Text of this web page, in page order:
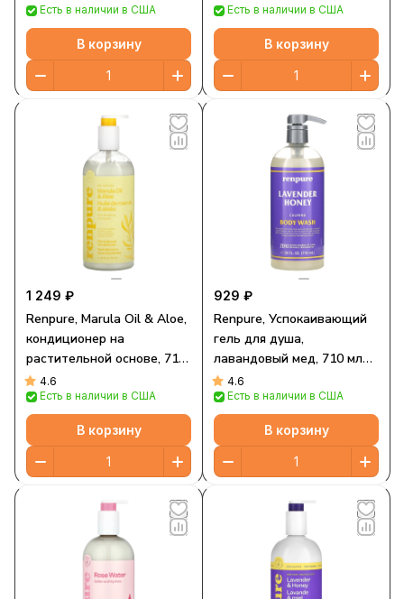
Есть в наличии в США
В корзину
жидк. Унции)
Есть в наличии в США
В корзину
1 249 ₽
Renpure, Marula Oil & Aloe,
кондиционер на
растительной основе, 710
мл (24 жидк. Унции)
4.6
Есть в наличии в США
В корзину
929 ₽
Renpure, Успокаивающий
гель для душа,
лавандовый мед, 710 мл
(24 жидк. Унции)
4.6
Есть в наличии в США
В корзину